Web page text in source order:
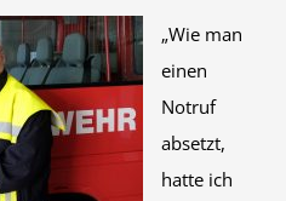
„Wie man
einen
Notruf
absetzt,
hatte ich